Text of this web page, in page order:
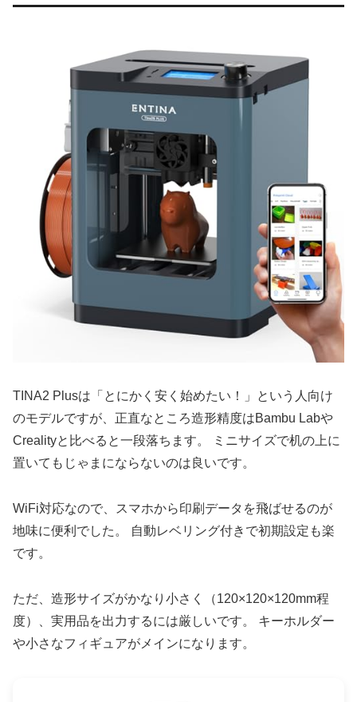
TINA2 Plusは「とにかく安く始めたい！」という人向け
のモデルですが、正直なところ造形精度はBambu Labや
Crealityと比べると一段落ちます。 ミニサイズで机の上に
置いてもじゃまにならないのは良いです。
WiFi対応なので、スマホから印刷データを飛ばせるのが
地味に便利でした。 自動レベリング付きで初期設定も楽
です。
ただ、造形サイズがかなり小さく（120×120×120mm程
度）、実用品を出力するには厳しいです。 キーホルダー
や小さなフィギュアがメインになります。